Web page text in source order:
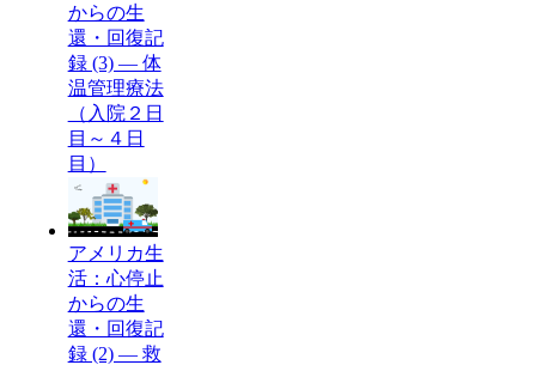
からの生
還・回復記
録 (3) — 体
温管理療法
（入院２日
目～４日
目）
アメリカ生
活：心停止
からの生
還・回復記
録 (2) — 救